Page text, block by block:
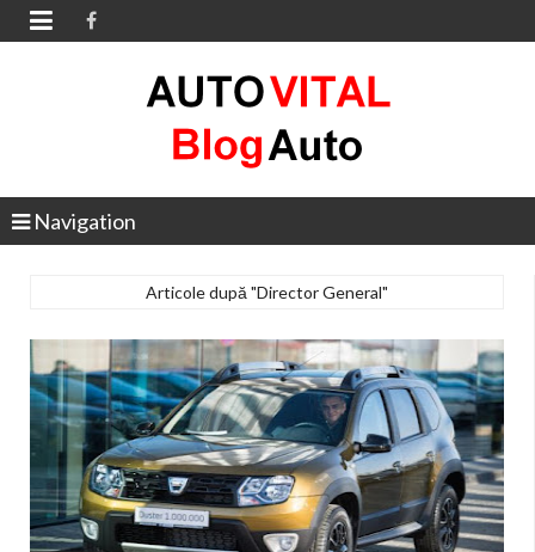

Navigation
Articole după "Director General"